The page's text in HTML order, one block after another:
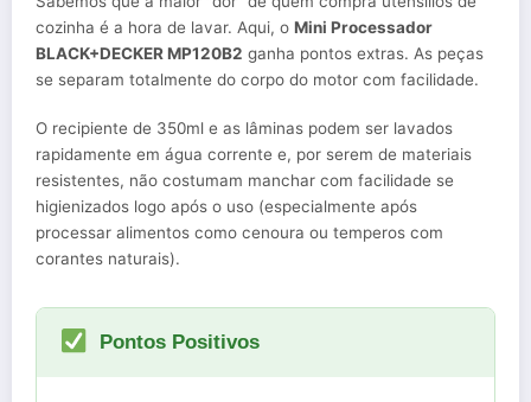
cozinha é a hora de lavar. Aqui, o Mini Processador
BLACK+DECKER MP120B2 ganha pontos extras. As peças
se separam totalmente do corpo do motor com facilidade.
O recipiente de 350ml e as lâminas podem ser lavados
rapidamente em água corrente e, por serem de materiais
resistentes, não costumam manchar com facilidade se
higienizados logo após o uso (especialmente após
processar alimentos como cenoura ou temperos com
corantes naturais).
Pontos Positivos